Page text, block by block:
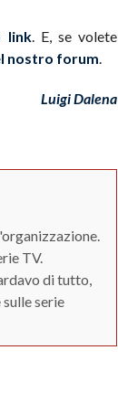
link. E, se volete
nostro forum.
Luigi Dalena
TV.
di tutto,
serie